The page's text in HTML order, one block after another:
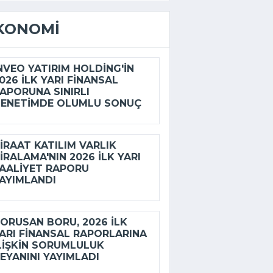
YATIRIM HOLDING'IN
ILK YARI FINANSAL
SINIRLI
OLUMLU SONUÇ
KATILIM VARLIK
2026 ILK YARI
RAPORU
BORU, 2026 ILK
FINANSAL RAPORLARINA
SORUMLULUK
YAYIMLADI